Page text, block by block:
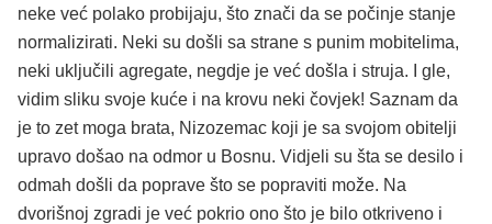
neke već polako probijaju, što znači da se počinje stanje
normalizirati. Neki su došli sa strane s punim mobitelima,
neki uključili agregate, negdje je već došla i struja. I gle,
vidim sliku svoje kuće i na krovu neki čovjek! Saznam da
je to zet moga brata, Nizozemac koji je sa svojom obitelji
upravo došao na odmor u Bosnu. Vidjeli su šta se desilo i
odmah došli da poprave što se popraviti može. Na
dvorišnoj zgradi je već pokrio ono što je bilo otkriveno i